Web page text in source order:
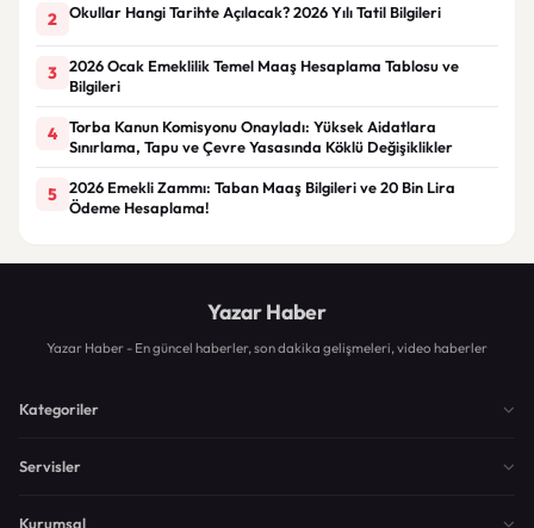
2 Okullar Hangi Tarihte Açılacak? 2026 Yılı Tatil Bilgileri
3
2026 Ocak Emeklilik Temel Maaş Hesaplama Tablosu ve
Bilgileri
4
Torba Kanun Komisyonu Onayladı: Yüksek Aidatlara
Sınırlama, Tapu ve Çevre Yasasında Köklü Değişiklikler
5
2026 Emekli Zammı: Taban Maaş Bilgileri ve 20 Bin Lira
Ödeme Hesaplama!
Yazar Haber
Yazar Haber - En güncel haberler, son dakika gelişmeleri, video haberler
Kategoriler
Servisler
Kurumsal